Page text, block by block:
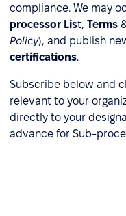
compliance. We may
processor List, Terms
Policy), and publish
certifications.
Subscribe below and
relevant to your
directly to your
advance for Sub-